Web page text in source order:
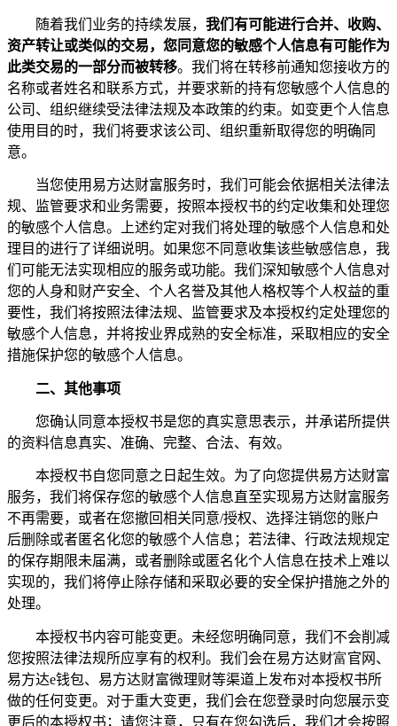
随着我们业务的持续发展， 我们有可能进行合并、收购、
资产转让或类似的交易，您同意您的敏感个人信息有可能作为
此类交易的一部分而被转移。我们将在转移前通知您接收方的
名称或者姓名和联系方式，并要求新的持有您敏感个人信息的
公司、组织继续受法律法规及本政策的约束。如变更个人信息
使用目的时，我们将要求该公司、组织重新取得您的明确同
意。
当您使用易方达财富服务时，我们可能会依据相关法律法
规、监管要求和业务需要，按照本授权书的约定收集和处理您
的敏感个人信息。上述约定对我们将处理的敏感个人信息和处
理目的进行了详细说明。如果您不同意收集该些敏感信息，我
们可能无法实现相应的服务或功能。我们深知敏感个人信息对
您的人身和财产安全、个人名誉及其他人格权等个人权益的重
要性，我们将按照法律法规、监管要求及本授权约定处理您的
敏感个人信息，并将按业界成熟的安全标准，采取相应的安全
措施保护您的敏感个人信息。
二、其他事项
您确认同意本授权书是您的真实意思表示，并承诺所提供
的资料信息真实、准确、完整、合法、有效。
本授权书自您同意之日起生效。为了向您提供易方达财富
服务，我们将保存您的敏感个人信息直至实现易方达财富服务
不再需要，或者在您撤回相关同意/授权、选择注销您的账户
后删除或者匿名化您的敏感个人信息；若法律、行政法规规定
的保存期限未届满，或者删除或匿名化个人信息在技术上难以
实现的，我们将停止除存储和采取必要的安全保护措施之外的
处理。
本授权书内容可能变更。未经您明确同意，我们不会削减
您按照法律法规所应享有的权利。我们会在易方达财富官网、
易方达e钱包、易方达财富微理财等渠道上发布对本授权书所
做的任何变更。对于重大变更，我们会在您登录时向您展示变
更后的本授权书；请您注意，只有在您勾选后，我们才会按照